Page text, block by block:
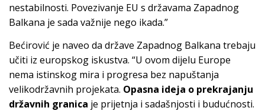
nestabilnosti. Povezivanje EU s državama Zapadnog
Balkana je sada važnije nego ikada.”
Bećirović je naveo da države Zapadnog Balkana trebaju
učiti iz europskog iskustva. “U ovom dijelu Europe
nema istinskog mira i progresa bez napuštanja
velikodržavnih projekata. Opasna ideja o prekrajanju
državnih granica je prijetnja i sadašnjosti i budućnosti.